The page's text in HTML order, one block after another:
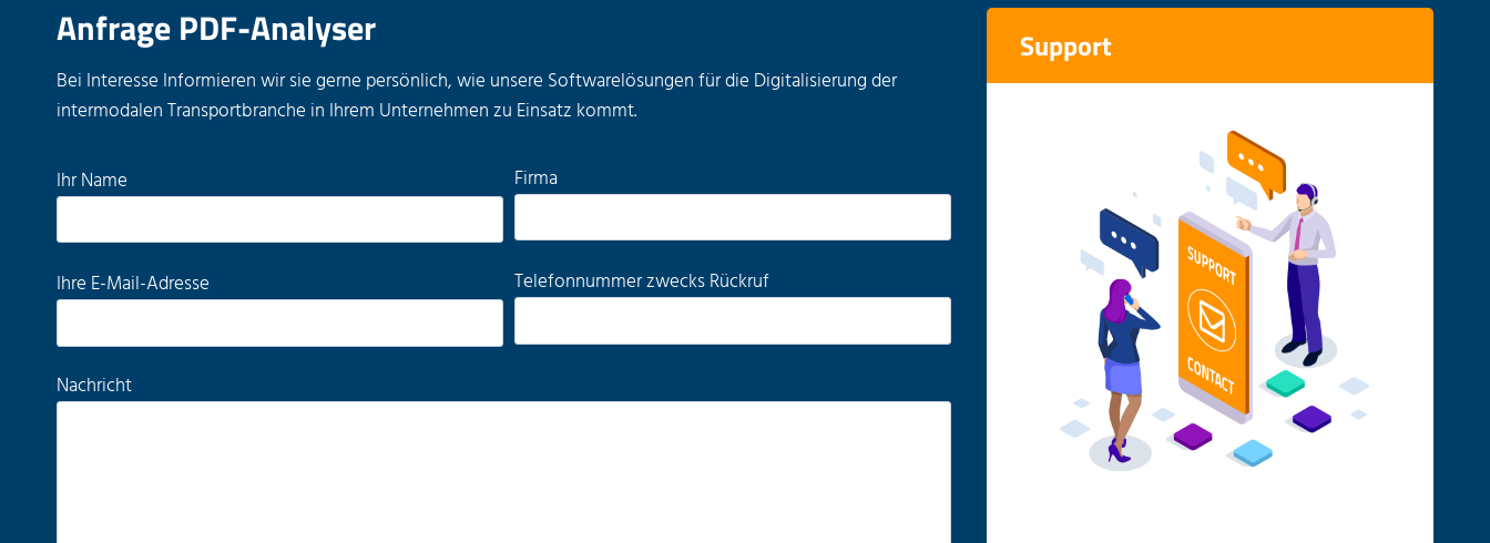
Anfrage PDF-Analyser
Bei Interesse Informieren wir sie gerne persönlich, wie unsere Softwarelösungen für die Digitalisierung der
intermodalen Transportbranche in Ihrem Unternehmen zu Einsatz kommt.
B
i
t
t
e
s
Ihr Name Firma
B
t
t
e
Ihre E-Mail-Adresse Telefonnummer zwecks Rückruf
Nachricht
Support